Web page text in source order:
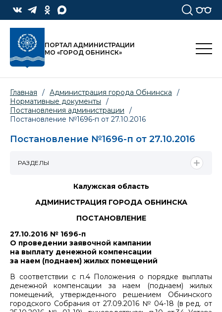
ПОРТАЛ АДМИНИСТРАЦИИ
МО «ГОРОД ОБНИНСК»
Главная / Администрация города Обнинска
/
Нормативные документы
/
Постановления администрации
/
Постановление №1696-п от 27.10.2016
Постановление №1696-п от 27.10.2016
Калужская область
АДМИНИСТРАЦИЯ ГОРОДА ОБНИНСКА
ПОСТАНОВЛЕНИЕ
27.10.2016 № 1696-п
О проведении заявочной кампании
на выплату денежной компенсации
за наем (поднаем) жилых помещений
В соответствии с п.4 Положения о порядке выплаты
денежной компенсации за наем (поднаем) жилых
помещений, утвержденного решением Обнинского
городского Собрания от 27.09.2016 № 04-18 (в ред. от
РАЗДЕЛЫ